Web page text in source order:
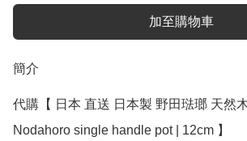
加至購物車
簡介
代購【 日本 直送 日本製 野田琺瑯 天然
Nodahoro single handle pot | 12cm 】﻿